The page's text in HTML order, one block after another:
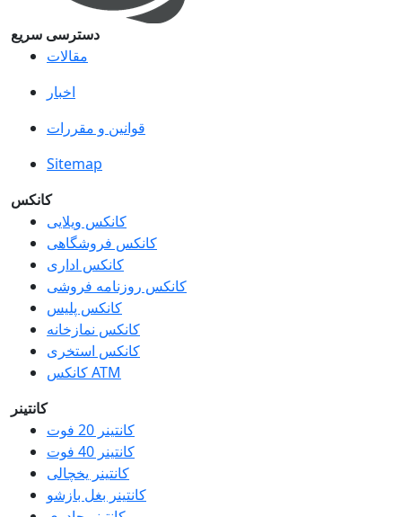
دسترسی سریع
مقالات
اخبار
قوانین و مقررات
Sitemap
کانکس
کانکس ویلایی
کانکس فروشگاهی
کانکس اداری
کانکس روزنامه فروشی
کانکس پلیس
کانکس نمازخانه
کانکس استخری
کانکس ATM
کانتینر
کانتینر 20 فوت
کانتینر 40 فوت
کانتینر یخچالی
کانتینر بغل بازشو